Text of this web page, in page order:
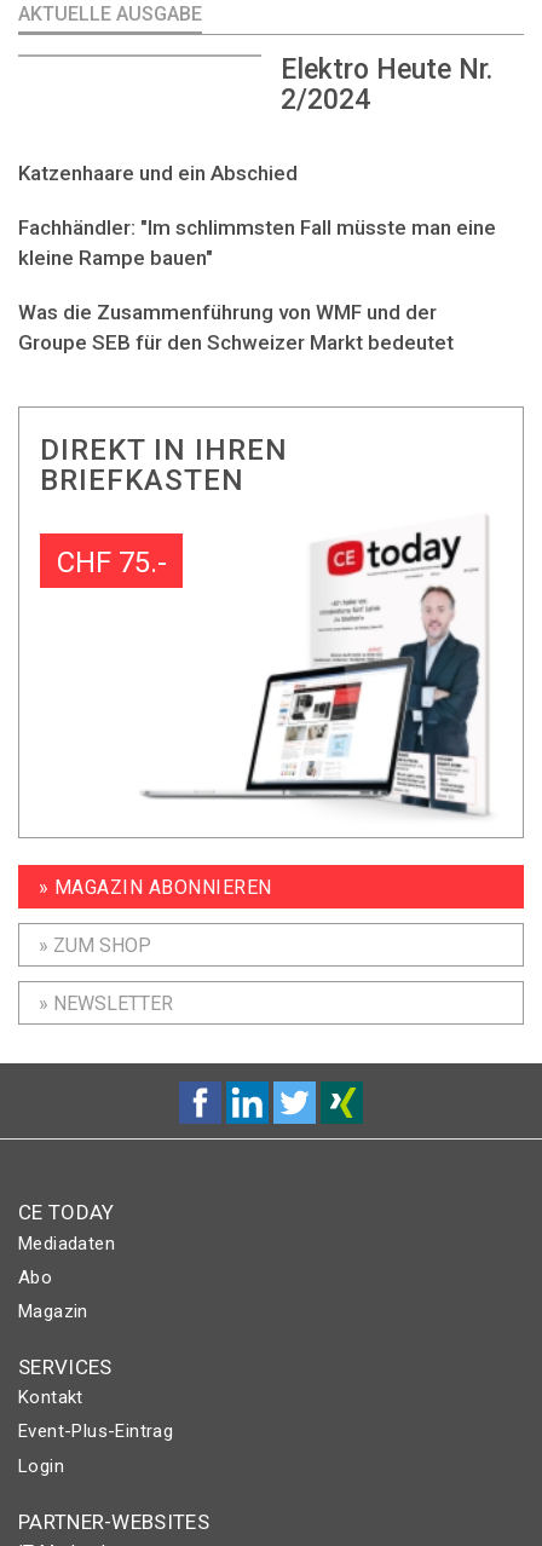
AKTUELLE AUSGABE
Elektro Heute Nr.
2/2024
Katzenhaare und ein Abschied
Fachhändler: "Im schlimmsten Fall müsste man eine
kleine Rampe bauen"
Was die Zusammenführung von WMF und der
Groupe SEB für den Schweizer Markt bedeutet
DIREKT IN IHREN
BRIEFKASTEN
CHF 75.-
» MAGAZIN ABONNIEREN
» ZUM SHOP
» NEWSLETTER
CE TODAY
Mediadaten
Abo
Magazin
SERVICES
Kontakt
Event-Plus-Eintrag
Login
PARTNER-WEBSITES